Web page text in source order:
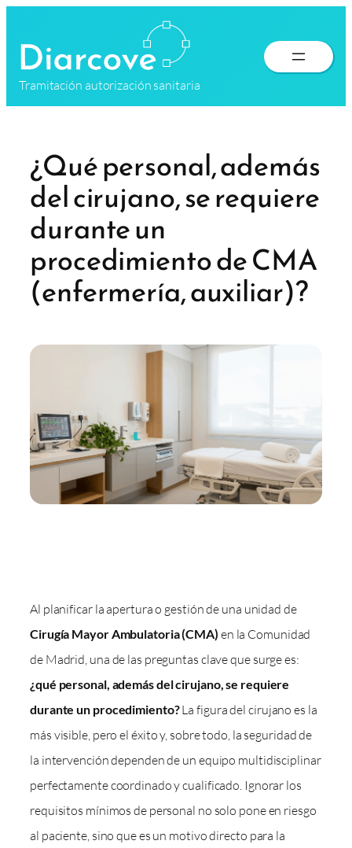
contenido
Tramitación autorización sanitaria
¿Qué personal, además
del cirujano, se requiere
durante un
procedimiento de CMA
(enfermería, auxiliar)?
Al planificar la apertura o gestión de una unidad de
Cirugía Mayor Ambulatoria (CMA) en la Comunidad
de Madrid, una de las preguntas clave que surge es:
¿qué personal, además del cirujano, se requiere
durante un procedimiento?La figura del cirujano es la
más visible, pero el éxito y, sobre todo, la seguridad de
la intervención dependen de un equipo multidisciplinar
perfectamente coordinado y cualificado. Ignorar los
requisitos mínimos de personal no solo pone en riesgo
al paciente, sino que es un motivo directo para la